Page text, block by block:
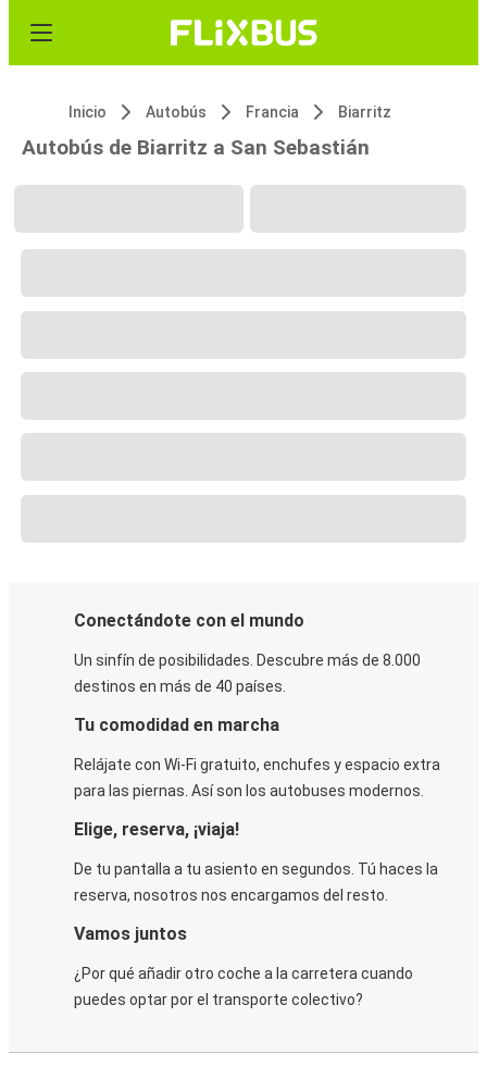
Inicio Autobús Francia Biarritz
Autobús de Biarritz a San Sebastián
Conectándote con el mundo
Un sinfín de posibilidades. Descubre más de 8.000
destinos en más de 40 países.
Tu comodidad en marcha
Relájate con Wi-Fi gratuito, enchufes y espacio extra
para las piernas. Así son los autobuses modernos.
Elige, reserva, ¡viaja!
De tu pantalla a tu asiento en segundos. Tú haces la
reserva, nosotros nos encargamos del resto.
Vamos juntos
¿Por qué añadir otro coche a la carretera cuando
puedes optar por el transporte colectivo?